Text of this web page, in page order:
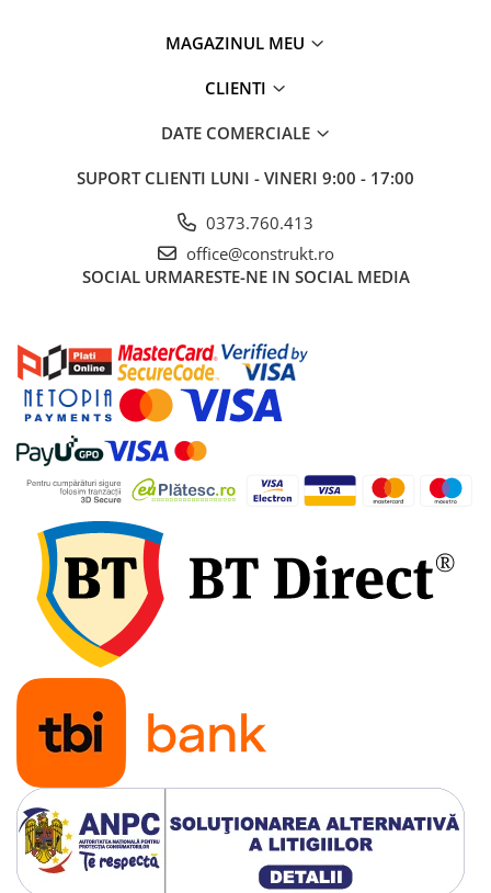
Pompe de suprafata
Vase de expansiune pentru
Grupuri de pompare apa
Rezervoare apa si accesorii stocare
Contoare de apa - Apometre
Camine apometru
Tevi si accesorii pentru puturi
Obiecte sanitare
Baterii baie
Baterii bucatarie
Baterii bucatarie cu filtru
Clapete de actionare
Rezervoare WC incastrate
Rezervoare WC clasice
Vase WC
Lavoare
Chiuvete bucatarie
Rigole de dus
Sisteme de dus
Mobilier baie
MAGAZINUL MEU
CLIENTI
DATE COMERCIALE
SUPORT CLIENTI LUNI - VINERI 9:00 - 17:00
0373.760.413
office@construkt.ro
SOCIAL URMARESTE-NE IN SOCIAL MEDIA